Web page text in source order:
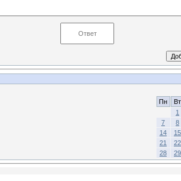
Пн
Вт
1
7
8
14
15
21
22
28
29